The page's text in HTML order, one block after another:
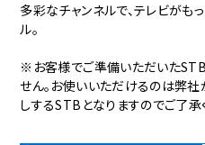
多彩なチャンネルで、テレビがも
ル。
※お客様でご準備いただいた
せん。お使いいただけるのは弊
しするSTBとなりますのでご了承